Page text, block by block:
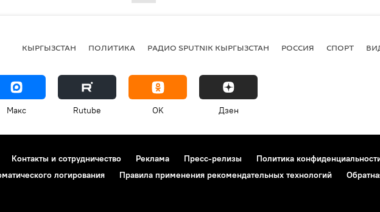
КЫРГЫЗСТАН ПОЛИТИКА РАДИО SPUTNIK КЫРГЫЗСТАН РОССИЯ СПОРТ
Макс Rutube OK Дзен
Контакты и сотрудничество Реклама Пресс-релизы
Политика
логирования
Правила применения рекомендательных технологий